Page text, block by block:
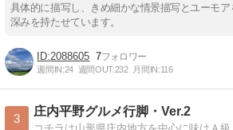
具体的に描写し、きめ細かな情景描写とユーモ
深みを持たせています。
2088605 7
週間IN:24 週間OUT:232 月間IN:116
3
庄内平野グルメ行脚・Ver.2